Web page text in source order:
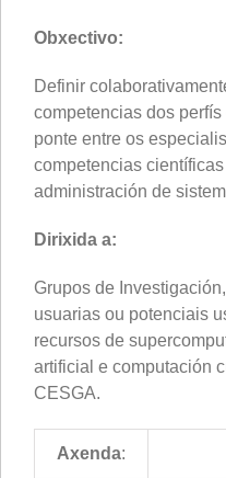
Obxectivo:
Definir
competencias dos
ponte entre os
competencias
administración de
Dirixida a:
Grupos de
usuarias ou potenciais
recursos de
artificial e computación
CESGA.
Axenda: